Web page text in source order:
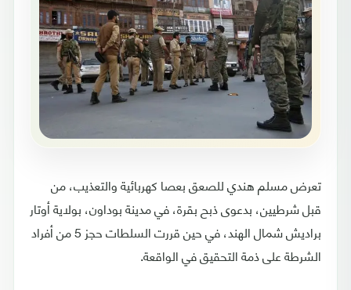
تعرض مسلم هندي للصعق بعصا كهربائية والتعذيب، من
قبل شرطيين، بدعوى ذبح بقرة، في مدينة بوداون، بولاية أوتار
براديش شمال الهند، في حين قررت السلطات حجز 5 من أفراد
الشرطة على ذمة التحقيق في الواقعة.